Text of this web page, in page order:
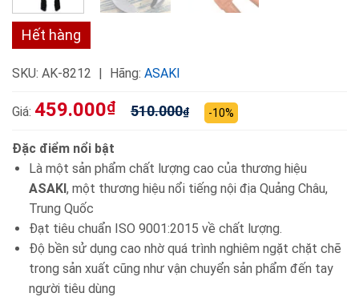
Hết hàng
SKU: AK-8212 Hãng: ASAKI
Giá: 459.000₫ 510.000₫ -10%
Đặc điểm nổi bật
Là một sản phẩm chất lượng cao của thương hiệu
ASAKI, một thương hiệu nổi tiếng nội địa Quảng Châu,
Trung Quốc
Đạt tiêu chuẩn ISO 9001:2015 về chất lượng.
Độ bền sử dụng cao nhờ quá trình nghiêm ngặt chặt chẽ
trong sản xuất cũng như vận chuyển sản phẩm đến tay
người tiêu dùng